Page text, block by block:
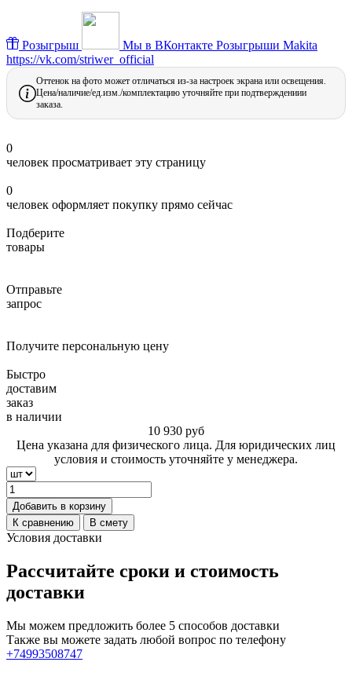
Розыгрыш Мы в ВКонтакте Розыгрыши Makita
https://vk.com/striwer_official
Оттенок на фото может отличаться из-за настроек экрана или освещения.
Цена/наличие/ед.изм./комплектацию уточняйте при подтверждениии
заказа.
0
человек просматривает эту страницу
0
человек оформляет покупку прямо сейчас
Подберите
товары
Отправьте
запрос
Получите персональную цену
Быстро
доставим
заказ
в наличии
10 930 руб
Цена указана для физического лица. Для юридических лиц
условия и стоимость уточняйте у менеджера.
Добавить в корзину
К сравнению
В смету
Условия доставки
Рассчитайте сроки и стоимость
доставки
Мы можем предложить более 5 способов доставки
Также вы можете задать любой вопрос по телефону
+74993508747